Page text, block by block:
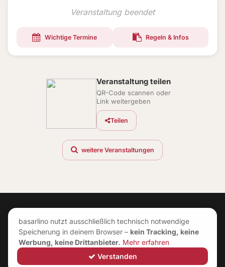
Veranstaltung beendet
Wichtige Termine Regeln & Infos
Veranstaltung teilen
QR-Code scannen oder
Link weitergeben
Teilen
weitere Veranstaltungen
© Neuerungen|Impressum Datenschutz
basarlino nutzt ausschließlich technisch notwendige
Speicherung in deinem Browser – kein Tracking, keine
Werbung, keine Drittanbieter. Mehr erfahren
Verstanden